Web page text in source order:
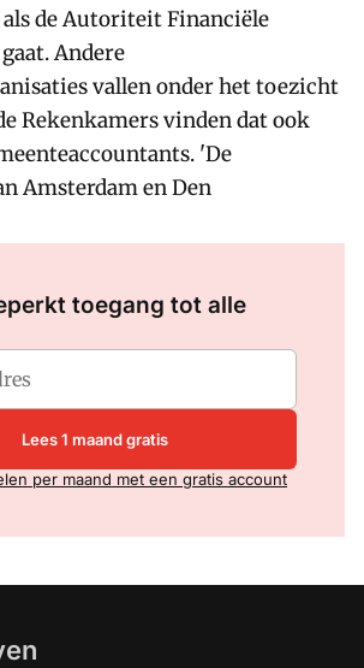
de Autoriteit Financiële
Andere
vallen onder het toezicht
Rekenkamers vinden dat ook
'De
Amsterdam en Den
toegang tot alle
Lees 1 maand gratis
per maand met een gratis account